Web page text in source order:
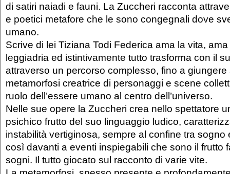
di satiri naiadi e fauni. La Zuccheri racconta
e poetici metafore che le sono congegnali dove
umano.
Scrive di lei Tiziana Todi Federica ama la vita,
leggiadria ed istintivamente tutto trasforma con il
attraverso un percorso complesso, fino a giungere
metamorfosi creatrice di personaggi e scene
ruolo dell’essere umano al centro dell’universo.
Nelle sue opere la Zuccheri crea nello spettatore
psichico frutto del suo linguaggio ludico,
instabilità vertiginosa, sempre al confine tra sogno
così davanti a eventi inspiegabili che sono il frutto
sogni. Il tutto giocato sul racconto di varie vite.